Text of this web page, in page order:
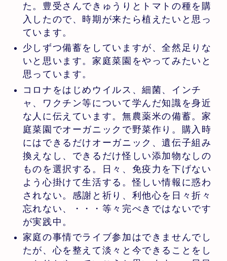
た。豊受さんできゅうりとトマトの種を購
入したので、時期が来たら植えたいと思っ
ています。
少しずつ備蓄をしていますが、全然足りな
いと思います。家庭菜園をやってみたいと
思っています。
コロナをはじめウイルス、細菌、インチ
ャ、ワクチン等について学んだ知識を身近
な人に伝えています。無農薬米の備蓄。家
庭菜園でオーガニックで野菜作り。購入時
にはできるだけオーガニック、遺伝子組み
換えなし、できるだけ怪しい添加物なしの
ものを選択する。日々、免疫力を下げない
よう心掛けて生活する。怪しい情報に惑わ
されない。感謝と祈り、利他心を日々折々
忘れない、・・・等々完ぺきではないです
が実践中。
家庭の事情でライブ参加はできませんでし
たが、心を整えて淡々と今できることをし